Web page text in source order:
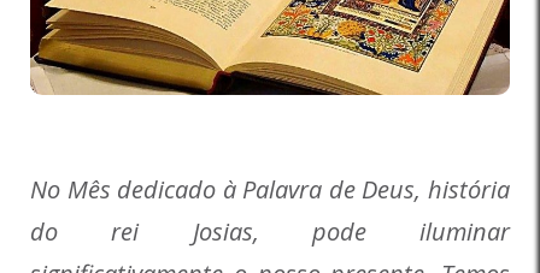
No Mês dedicado à Palavra de Deus, história
do rei Josias, pode iluminar